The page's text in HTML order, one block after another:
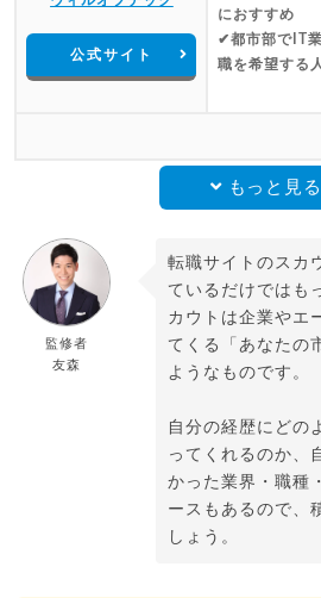
公式サイト
におすすめ
✔都市部でIT
職を希望する
もっと見る
監修者
友森
転職サイトのスカ
ているだけではも
カウトは企業やエ
てくる「あなたの
ようなものです。
自分の経歴にどの
ってくれるのか、
かった業界・職種
ースもあるので、
しょう。